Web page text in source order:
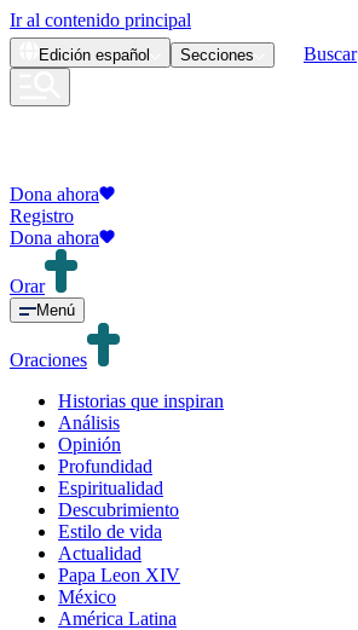
Ir al contenido principal
Edición español Secciones Buscar
Dona ahora
Registro
Dona ahora
Orar
Menú
Oraciones
Historias que inspiran
Análisis
Opinión
Profundidad
Espiritualidad
Descubrimiento
Estilo de vida
Actualidad
Papa Leon XIV
México
América Latina